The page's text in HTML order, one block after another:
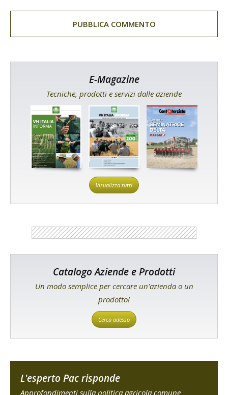
E-Magazine
Tecniche, prodotti e servizi dalle aziende
Visualizza tutti
Catalogo Aziende e Prodotti
Un modo semplice per cercare un'azienda o un
prodotto!
Cerca adesso
L'esperto Pac risponde
Approfondimenti sulla politica agricola comune